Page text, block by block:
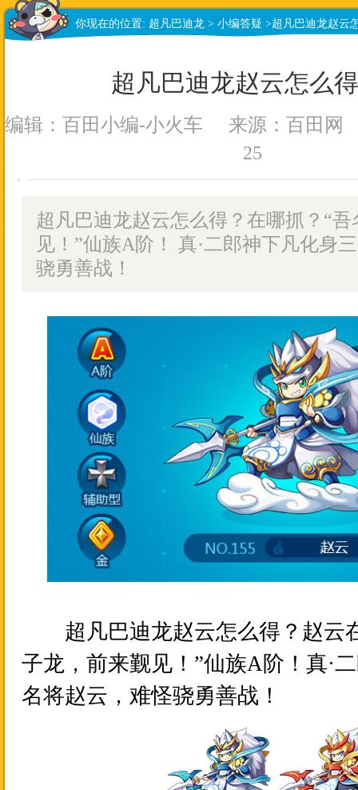
你现在的位置: 超凡巴迪龙 > 小编答疑 >超凡巴迪龙赵云
超凡巴迪龙赵云怎么
编辑：百田小编-小火车 来源：百田网
25
超凡巴迪龙赵云怎么得？在哪抓？“
见！”仙族A阶！ 真·二郎神下凡化身
骁勇善战！
超凡巴迪龙赵云怎么得？ 赵云
子龙，前来觐见！”仙族A阶！ 真·
名将赵云，难怪骁勇善战！